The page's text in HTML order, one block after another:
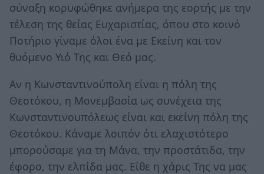
σύναξη κορυφώθηκε ανήμερα της εορτής με την
τέλεση της θείας Ευχαριστίας, όπου στο κοινό
Ποτήριο γίναμε όλοι ένα με Εκείνη και τον
θυόμενο Υιό Της και Θεό μας.
Αν η Κωνσταντινούπολη είναι η πόλη της
Θεοτόκου, η Μονεμβασία ως συνέχεια της
Κωνσταντινουπόλεως είναι και εκείνη πόλη της
Θεοτόκου. Κάναμε λοιπόν ότι ελαχιστότερο
μπορούσαμε για τη Μάνα, την προστάτιδα, την
έφορο, την ελπίδα μας. Είθε η χάρις Της να μας